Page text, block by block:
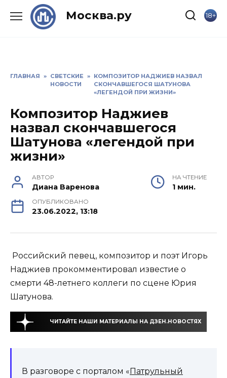
Москва.ру 18+
ГЛАВНАЯ » СВЕТСКИЕ
НОВОСТИ
» КОМПОЗИТОР НАДЖИЕВ НАЗВАЛ
СКОНЧАВШЕГОСЯ ШАТУНОВА
«ЛЕГЕНДОЙ ПРИ ЖИЗНИ»
Композитор Наджиев
назвал скончавшегося
Шатунова «легендой при
жизни»
АВТОР
Диана Варенова
НА ЧТЕНИЕ
1 мин.
ОПУБЛИКОВАНО
23.06.2022, 13:18
Российский певец, композитор и поэт Игорь
Наджиев прокомментировал известие о
смерти 48-летнего коллеги по сцене Юрия
Шатунова.
ЧИТАЙТЕ НАШИ МАТЕРИАЛЫ НА ДЗЕН.НОВОСТЯХ
В разговоре с порталом «Патрульный